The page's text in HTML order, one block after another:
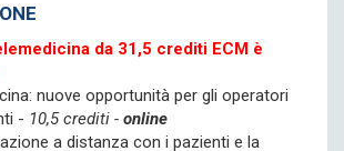
da 31,5 crediti ECM è
nuove opportunità per gli operatori
- 10,5 crediti - online
a distanza con i pazienti e la